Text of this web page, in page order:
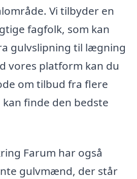
Vi tilbyder en
fagfolk, som kan
gulvslipning til lægning
vores platform kan du
om tilbud fra flere
finde den bedste
Farum har også
gulvmænd, der står